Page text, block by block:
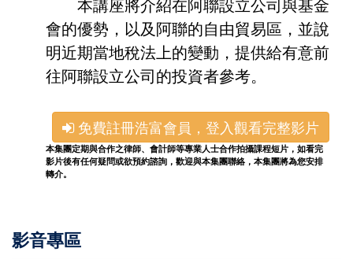
會的優勢，以及阿聯的自由貿易區，並說
明近期當地稅法上的變動，提供給有意前
往阿聯設立公司的投資者參考。
免費註冊浩富會員，登入觀看完整影片
本集團定期與合作之律師、會計師等專業人士合作拍攝課程短片，如看完
影片後有任何疑問或欲預約諮詢，歡迎與本集團聯絡，本集團將為您安排
轉介。
影音專區